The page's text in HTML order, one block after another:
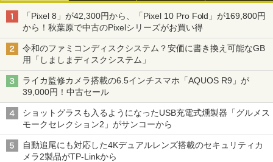
「Pixel 8」が42,300円から、「Pixel 10 Pro Fold」が169,800円
から！秋葉原で中古のPixelシリーズがお買い得
令和のファミコンディスクシステム？安価に書き換え可能なGB
用「しましまディスクシステム」
ライカ監修カメラ搭載の6.5インチスマホ「AQUOS R9」が
39,000円！中古セール
ショットグラスも入るようになったUSB充電式燻製器「グルメス
モークセレクション2」がサンコーから
自動追尾にも対応した4Kデュアルレンズ搭載のセキュリティカ
メラ2製品がTP-Linkから